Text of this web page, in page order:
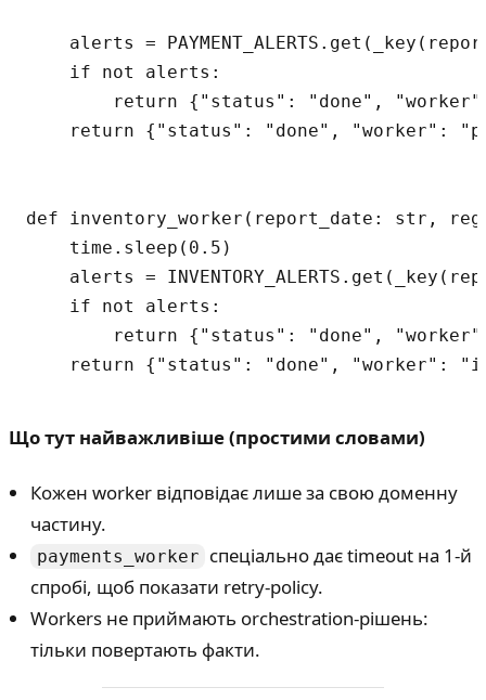
alerts =
    if not alerts:
return {"status": "done",
return {"status": "done", "worker":
def inventory_worker(report_date: str,
    time.sleep(0.5)
alerts =
    if not alerts:
return {"status": "done",
Що тут найважливіше (простими словами)
Кожен worker відповідає лише за свою доменну
частину.
payments_worker спеціально дає timeout на 1-й
спробі, щоб показати retry-policy.
Workers не приймають orchestration-рішень:
тільки повертають факти.